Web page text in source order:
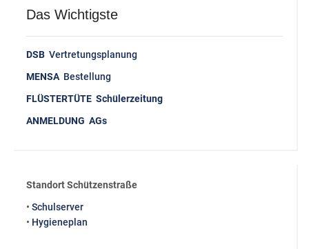
Das Wichtigste
DSB Vertretungsplanung
MENSA Bestellung
FLÜSTERTÜTE Schülerzeitung
ANMELDUNG AGs
Standort Schützenstraße
• Schulserver
• Hygieneplan